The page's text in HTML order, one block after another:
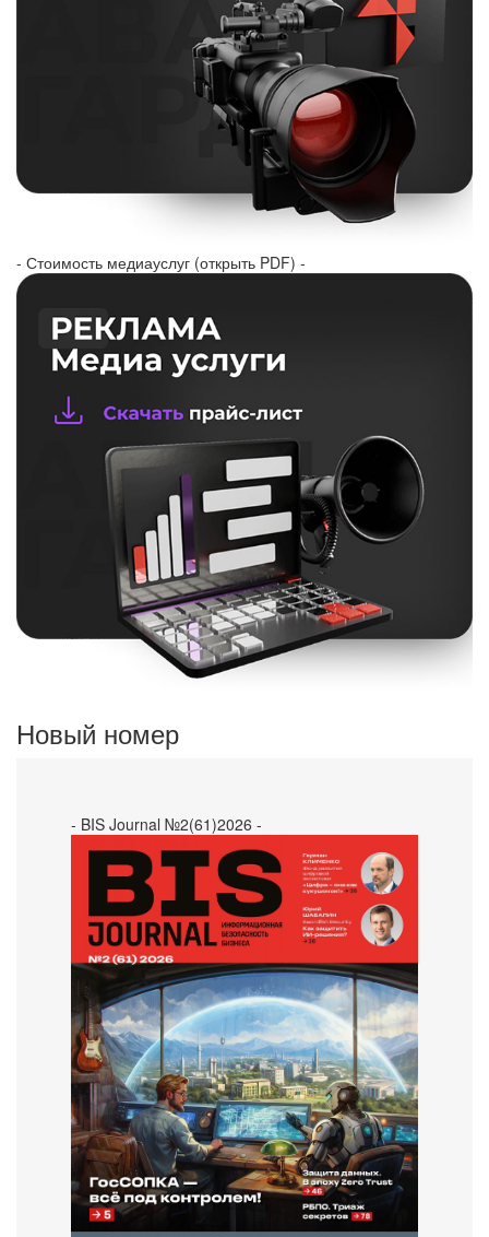
- Стоимость медиауслуг (открыть PDF) -
Новый номер
- BIS Journal №2(61)2026 -